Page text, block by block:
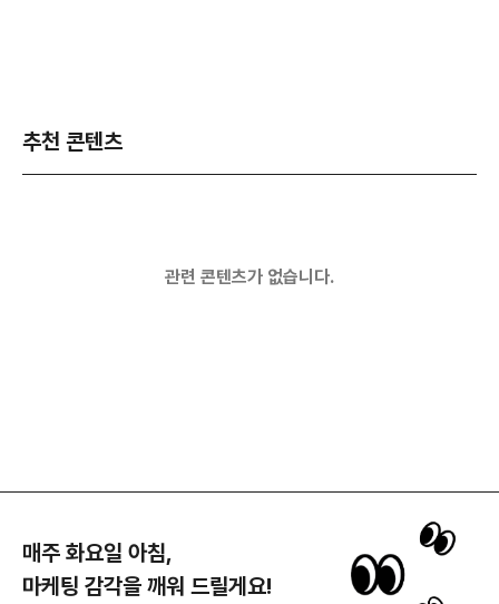
추천 콘텐츠
관련 콘텐츠가 없습니다.
매주 화요일 아침,
마케팅 감각을 깨워 드릴게요!